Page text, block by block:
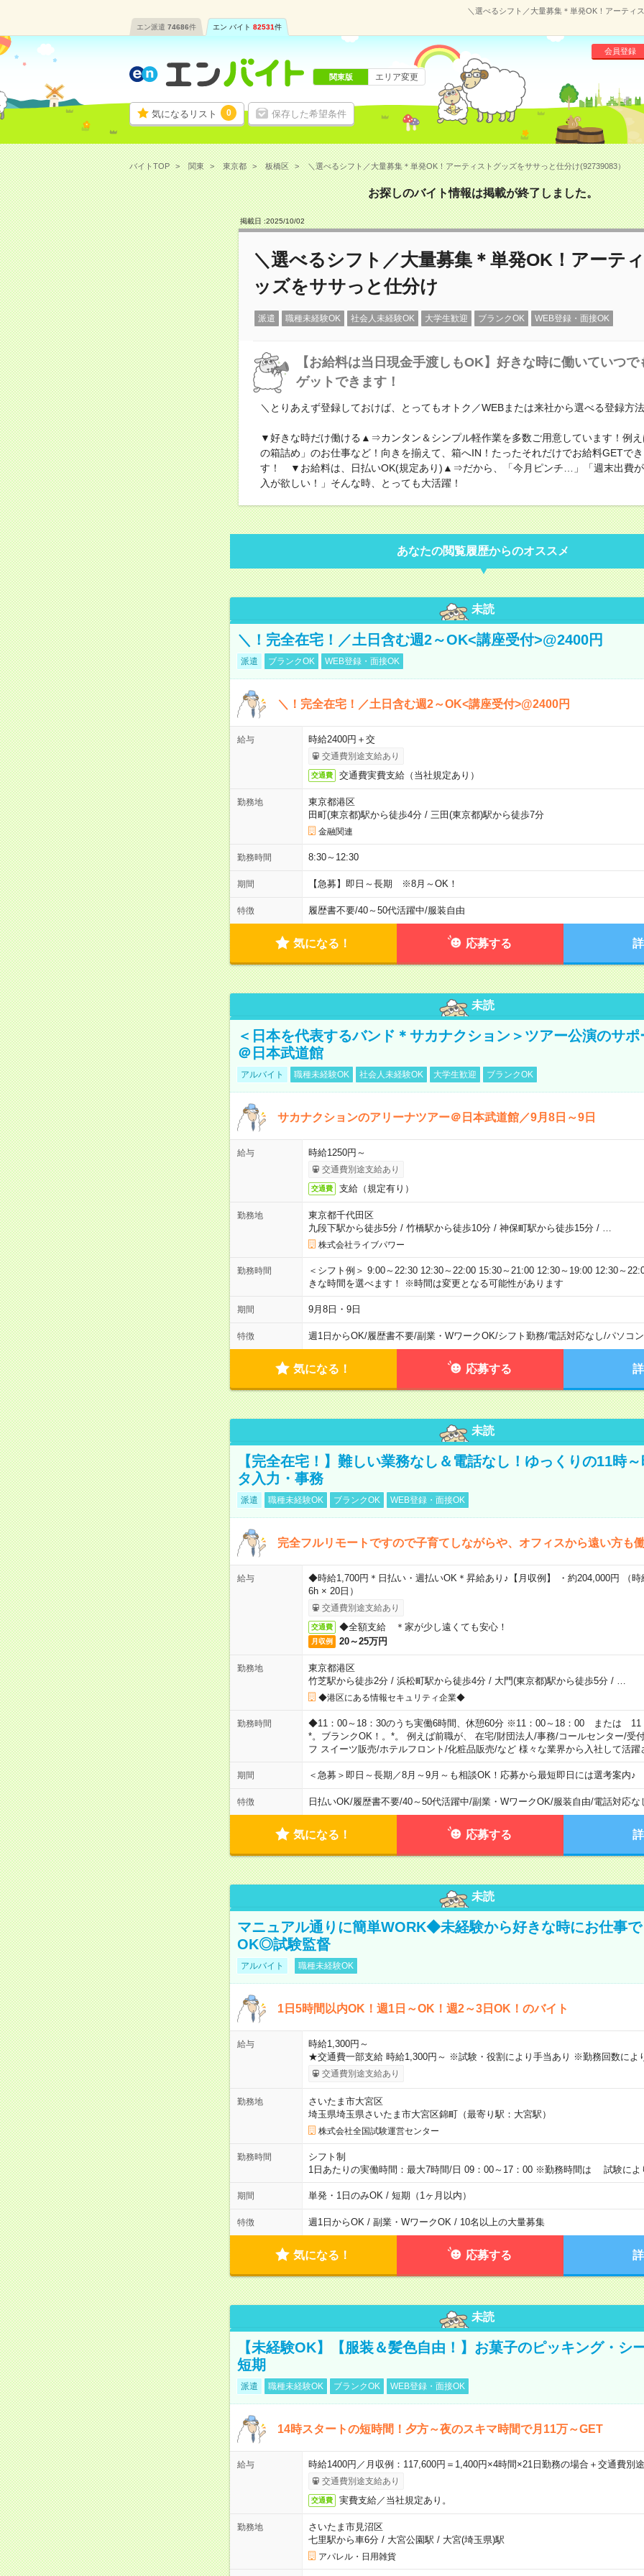
＼選べるシフト／大量募集＊単発OK！アーティ
エン派遣 74686件 エン バイト 82531件
気になるリスト 0 保存した希望条件
会員登録
関東版 エリア変更
バイトTOP 関東 東京都 板橋区 ＼選べるシフト／大量募集＊単発OK！アーティストグッズをササっと仕分け(92739083）
お探しのバイト情報は掲載が終了しました。
掲載日 :2025/10/02
＼選べるシフト／大量募集＊単発OK！アーテ
ッズをササっと仕分け
派遣 職種未経験OK 社会人未経験OK 大学生歓迎 ブランクOK WEB登録・面接OK
【お給料は当日現金手渡しもOK】好きな時に働いていつで
ゲットできます！
＼とりあえず登録しておけば、とってもオトク／WEBまたは来社から選べる登録
▼好きな時だけ働ける▲⇒カンタン＆シンプル軽作業を多数ご用意しています！例
の箱詰め」のお仕事など！向きを揃えて、箱へIN！たったそれだけでお給料GETで
す！ ▼お給料は、日払いOK(規定あり)▲⇒だから、「今月ピンチ…」「週末出費
入が欲しい！」そんな時、とっても大活躍！
あなたの閲覧履歴からのオススメ
未読
＼！完全在宅！／土日含む週2～OK<講座受付>@2400円
派遣 ブランクOK WEB登録・面接OK
＼！完全在宅！／土日含む週2～OK<講座受付>@2400円
給与 時給2400円＋交
交通費別途支給あり
交通費 交通費実費支給（当社規定あり）
勤務地
東京都港区
田町(東京都)駅から徒歩4分/ 三田(東京都)駅から徒歩7分
金融関連
勤務時間 8:30～12:30
期間 【急募】即日～長期 ※8月～OK！
特徴 履歴書不要/40～50代活躍中/服装自由
気になる！ 応募する
未読
＜日本を代表するバンド＊サカナクション＞ツアー公演のサ
＠日本武道館
アルバイト 職種未経験OK 社会人未経験OK 大学生歓迎 ブランクOK
サカナクションのアリーナツアー＠日本武道館／9月8日～9日
給与 時給1250円～
交通費別途支給あり
交通費 支給（規定有り）
勤務地
東京都千代田区
九段下駅から徒歩5分/ 竹橋駅から徒歩10分/ 神保町駅から徒歩15分/
株式会社ライブパワー
勤務時間
＜シフト例＞ 9:00～22:30 12:30～22:00 15:30～21:00 12:30～19:00 12:30～
きな時間を選べます！ ※時間は変更となる可能性があります
期間 9月8日・9日
特徴 週1日からOK/履歴書不要/副業・WワークOK/シフト勤務/電話対応なし/パソコ
気になる！ 応募する
未読
【完全在宅！】難しい業務なし＆電話なし！ゆっくりの11時
タ入力・事務
派遣 職種未経験OK ブランクOK WEB登録・面接OK
完全フルリモートですので子育てしながらや、オフィスから遠い方も
給与
◆時給1,700円＊日払い・週払いOK＊昇給あり♪【月収例】 ・約204,000円 （
6h × 20日）
交通費別途支給あり
交通費 ◆全額支給 ＊家が少し遠くても安心！
月収例 20～25万円
勤務地
東京都港区
竹芝駅から徒歩2分/ 浜松町駅から徒歩4分/ 大門(東京都)駅から徒歩5分/
◆港区にある情報セキュリティ企業◆
勤務時間
◆11：00～18：30のうち実働6時間、休憩60分 ※11：00～18：00 または
*。ブランクOK！。*。 例えば前職が、 在宅/財団法人/事務/コールセンター/受
フ スイーツ販売/ホテルフロント/化粧品販売/など 様々な業界から入社して活躍
期間 ＜急募＞即日～長期／8月～9月～も相談OK！応募から最短即日には選考案内♪
特徴 日払いOK/履歴書不要/40～50代活躍中/副業・WワークOK/服装自由/電話対応な
気になる！ 応募する
未読
マニュアル通りに簡単WORK◆未経験から好きな時にお仕事
OK◎試験監督
アルバイト 職種未経験OK
1日5時間以内OK！週1日～OK！週2～3日OK！のバイト
給与
時給1,300円～
★交通費一部支給 時給1,300円～ ※試験・役割により手当あり ※勤務回数によ
交通費別途支給あり
勤務地
さいたま市大宮区
埼玉県埼玉県さいたま市大宮区錦町（最寄り駅：大宮駅）
株式会社全国試験運営センター
勤務時間
シフト制
1日あたりの実働時間：最大7時間/日 09：00～17：00 ※勤務時間は 試験によ
期間 単発・1日のみOK / 短期（1ヶ月以内）
特徴 週1日からOK / 副業・WワークOK / 10名以上の大量募集
気になる！ 応募する
未読
【未経験OK】【服装＆髪色自由！】お菓子のピッキング・シ
短期
派遣 職種未経験OK ブランクOK WEB登録・面接OK
14時スタートの短時間！夕方～夜のスキマ時間で月11万～GET
給与 時給1400円／月収例：117,600円＝1,400円×4時間×21日勤務の場合＋交通費別
交通費別途支給あり
交通費 実費支給／当社規定あり。
勤務地
さいたま市見沼区
七里駅から車6分/ 大宮公園駅 / 大宮(埼玉県)駅
アパレル・日用雑貨